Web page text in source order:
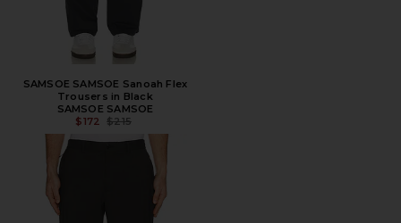
SAMSOE SAMSOE Sanoah Flex
Trousers in Black
SAMSOE SAMSOE
$172 ПРЕДЫДУЩАЯ ЦЕНА:
$215